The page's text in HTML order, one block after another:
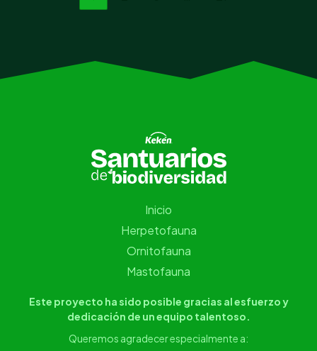
Inicio
Herpetofauna
Ornitofauna
Mastofauna
Este proyecto ha sido posible gracias al esfuerzo y
dedicación de un equipo talentoso.
Queremos agradecer especialmente a: